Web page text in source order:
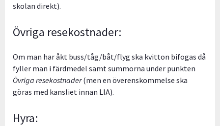
skolan direkt).
Övriga resekostnader:
Om man har åkt buss/tåg/båt/flyg ska kvitton bifogas då
fyller man i färdmedel samt summorna under punkten
Övriga resekostnader(men en överenskommelse ska
göras med kansliet innan LIA).
Hyra: